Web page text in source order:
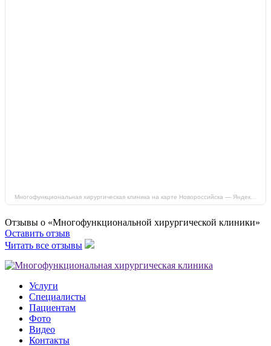
Отзывы о «Многофункциональной хирургической клиники»
Оставить отзыв
Читать все отзывы
Услуги
Специалисты
Пациентам
Фото
Видео
Контакты